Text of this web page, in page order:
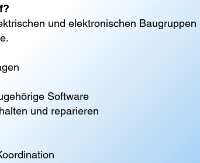
und elektronischen Baugruppen
Software
und reparieren